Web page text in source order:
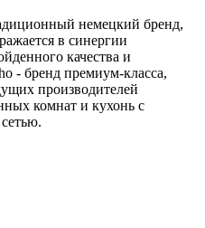
немецкий бренд,
в синергии
качества и
- бренд премиум-класса,
производителей
комнат и кухонь с